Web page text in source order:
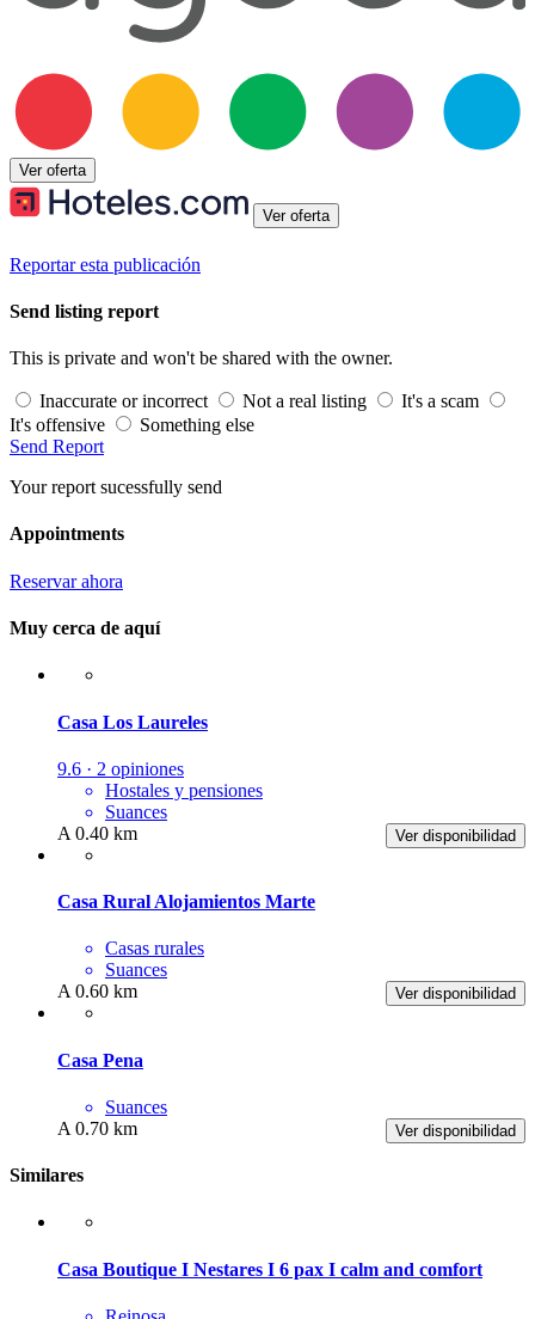
Ver oferta
Ver oferta
Reportar esta publicación
Send listing report
This is private and won't be shared with the owner.
Inaccurate or incorrect Not a real listing
It's a scam
It's offensive
Something else
Send Report
Your report sucessfully send
Appointments
Reservar ahora
Muy cerca de aquí
Casa Los Laureles
9.6 · 2 opiniones
Hostales y pensiones
Suances
Ver disponibilidad
A 0.40 km
Casa Rural Alojamientos Marte
Casas rurales
Suances
Ver disponibilidad
A 0.60 km
Casa Pena
Suances
Ver disponibilidad
A 0.70 km
Similares
Casa Boutique I Nestares I 6 pax I calm and comfort